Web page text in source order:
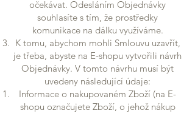
očekávat. Odesláním Objednávky
souhlasíte s tím, že prostředky
komunikace na dálku využíváme.
K tomu, abychom mohli Smlouvu uzavřít,
je třeba, abyste na E-shopu vytvořili návrh
Objednávky. V tomto návrhu musí být
uvedeny následující údaje:
Informace o nakupovaném Zboží (na E-
shopu označujete Zboží, o jehož nákup